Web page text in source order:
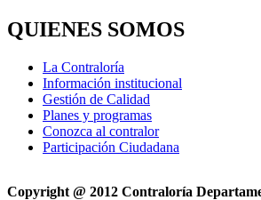
QUIENES SOMOS
La Contraloría
Información institucional
Gestión de Calidad
Planes y programas
Conozca al contralor
Participación Ciudadana
Copyright @ 2012 Contraloría